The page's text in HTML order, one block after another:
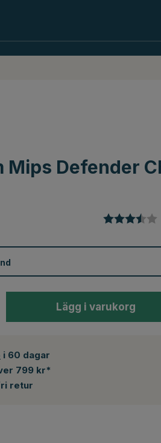
Mips Defender
Lägg i varukorg
i 60 dagar
799 kr*
retur